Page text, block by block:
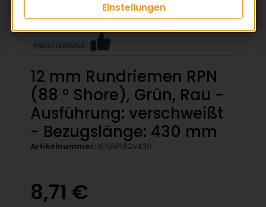
12 mm Rundriemen RPN
(88 ° Shore), Grün, Rau -
Ausführung: verschweißt
- Bezugslänge: 430 mm
Artikelnummer: KPURPN12V430
8,71 €
Einstellungen